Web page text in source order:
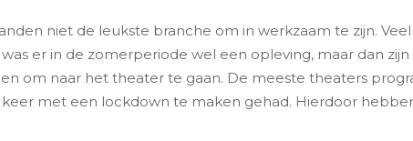
niet de leukste branche om in werkzaam te zijn.
er in de zomerperiode wel een opleving, maar dan
om naar het theater te gaan. De meeste theaters
met een lockdown te maken gehad. Hierdoor